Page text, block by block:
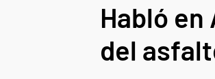
Habló
del